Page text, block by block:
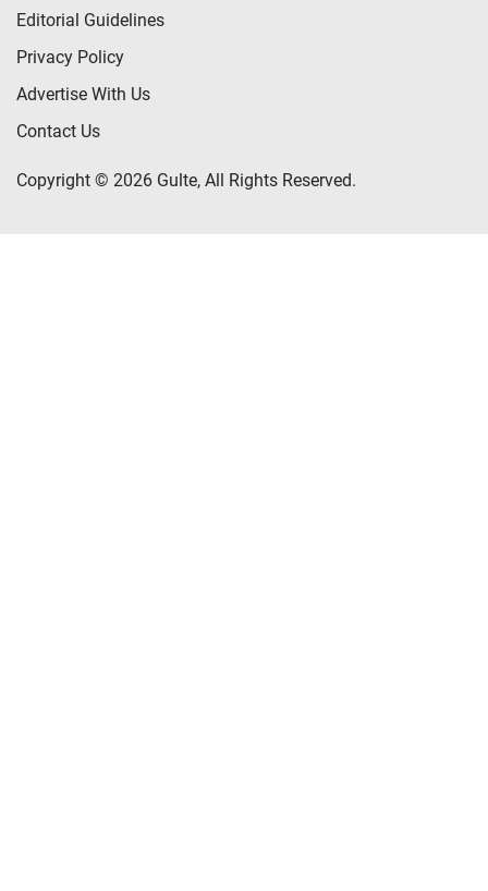
Editorial Guidelines
Privacy Policy
Advertise With Us
Contact Us
Copyright © 2026 Gulte, All Rights Reserved.